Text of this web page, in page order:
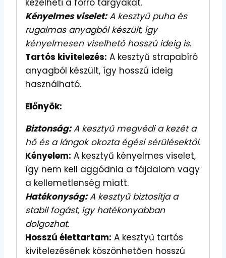
kezelheti a forró tárgyakat.
Kényelmes viselet:A kesztyű puha és
rugalmas anyagból készült, így
kényelmesen viselhető hosszú ideig is.
Tartós kivitelezés: A kesztyű strapabíró
anyagból készült, így hosszú ideig
használható.
Előnyök:
Biztonság:A kesztyű megvédi a kezét a
hő és a lángok okozta égési sérülésektől.
Kényelem: A kesztyű kényelmes viselet,
így nem kell aggódnia a fájdalom vagy
a kellemetlenség miatt.
Hatékonyság:A kesztyű biztosítja a
stabil fogást, így hatékonyabban
dolgozhat.
Hosszú élettartam: A kesztyű tartós
kivitelezésének köszönhetően hosszú